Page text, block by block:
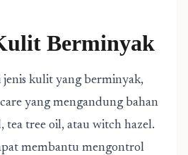
Berminyak
kulit yang berminyak,
yang mengandung bahan
tea tree oil, atau witch hazel.
membantu mengontrol